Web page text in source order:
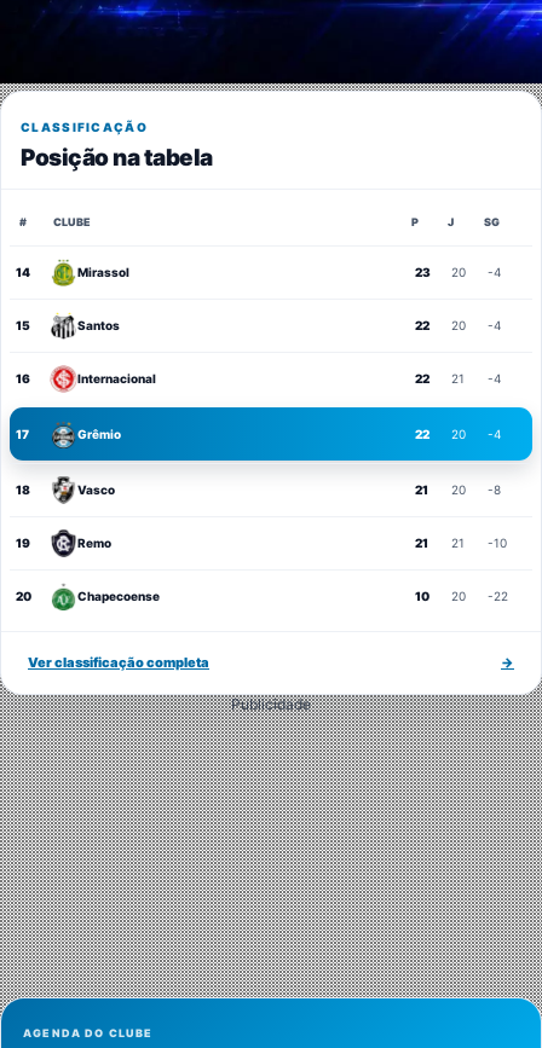
CLASSIFICAÇÃO
Posição na tabela
# CLUBE P J SG
14 Mirassol 23 20 -4
15 Santos 22 20 -4
16 Internacional 22 21 -4
17 Grêmio 22 20 -4
18 Vasco 21 20 -8
19 Remo 21 21 -10
20 Chapecoense 10 20 -22
Ver classificação completa →
Publicidade
AGENDA DO CLUBE